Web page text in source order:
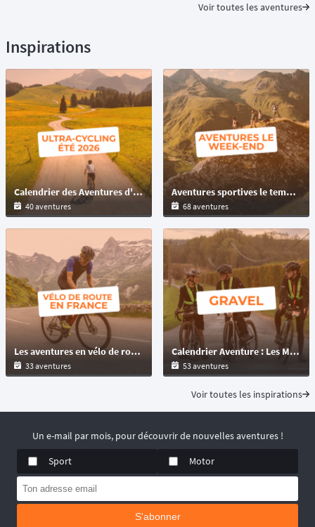
Voir toutes les aventures
Inspirations
Calendrier des Aventures d'Ultra-Cyclisme et Bikepacking : Préparez votre Été
40 aventures
Aventures sportives le temps d'un week-end : trail, VTT, gravel
68 aventures
Les aventures en vélo de route en France : bikepacking, autosuffisance et ultra-distance !
33 aventures
Calendrier Aventure : Les Meilleures Épreuves Gravel et Multi-Formats à Découvrir
53 aventures
Voir toutes les inspirations
Un e-mail par mois, pour découvrir de nouvelles aventures !
Sport
Motor
S'abonner